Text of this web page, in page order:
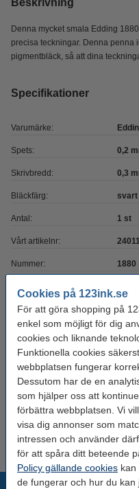
Cookies på 123ink.se
För att göra shopping på
enkel som möjligt för dig
cookies och liknande
Funktionella cookies
webbplatsen fungerar
Dessutom har de en
som hjälper oss att
förbättra webbplatsen. Vi
visa dig annonser som
intressen och använder
för att spåra ditt beteende
Policy gällande cookies kan
de fungerar och hur du kan
Beskrivning
Denna mycket smala Edding
precisa teckningar. Denna
pigmentbläck, så att dina
Specifikationer
Varumärke:
Spets: 0,2
Skrivbredd: 0,3
Bläckfärg: svart
Antal: 1 st
Vårt artikelnr:
Nummer: 1880
Köp10st
för
195 kr
Glöm inte att beställa!
Millimeterblock